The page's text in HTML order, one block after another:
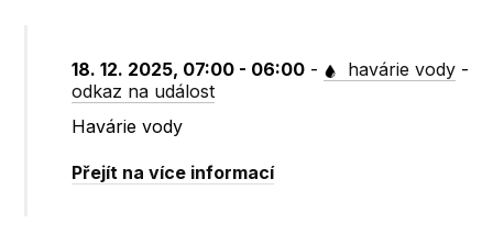
18. 12. 2025, 07:00 - 06:00 - havárie vody -
odkaz na událost
Havárie vody
Přejít na více informací